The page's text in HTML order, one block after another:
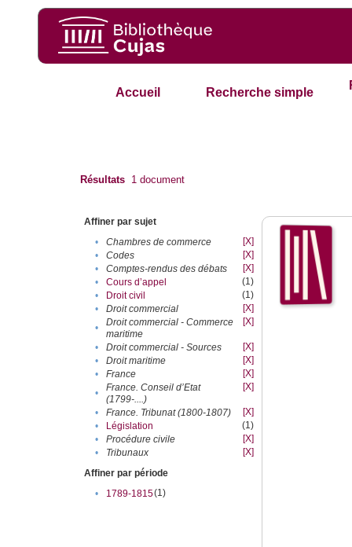
Accueil Recherche simple
Résultats 1 document
Affiner par sujet
•
Chambres de commerce
[X]
•
Codes
[X]
•
Comptes-rendus des débats
[X]
•
Cours d’appel
(1)
•
Droit civil
(1)
•
Droit commercial
[X]
•
Droit commercial - Commerce
maritime
[X]
• Droit commercial - Sources
[X]
•
Droit maritime
[X]
•
France
[X]
•
France. Conseil d’Etat
(1799-....)
[X]
• France. Tribunat (1800-1807)
[X]
•
Législation
(1)
•
Procédure civile
[X]
•
Tribunaux
[X]
Affiner par période
•
1789-1815(1)